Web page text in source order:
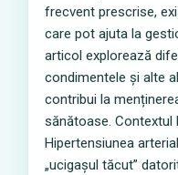
frecvent prescrise,
care pot ajuta la
articol explorează
condimentele și alte
contribui la
sănătoase. Contextul
Hipertensiunea
„ucigașul tăcut”